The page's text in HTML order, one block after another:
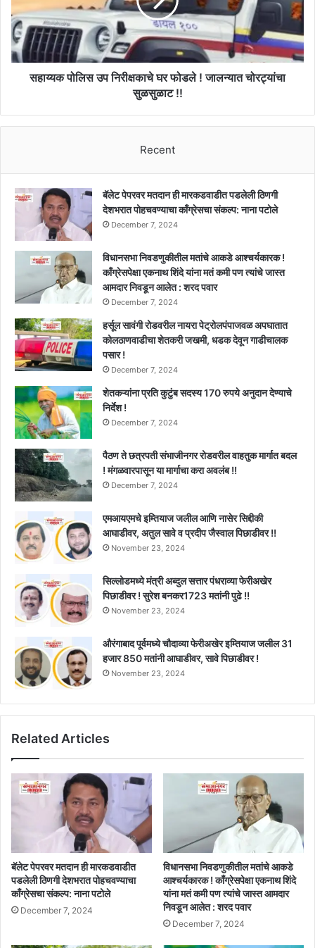
पोलिसांच्या
गळाला
!!
फोडले
!
जालन्यात
चोरट्यांचा
सुळसुळाटसहाय्यक पोलिस उप निरीक्षकाचे घर फोडले ! जालन्यात चोरट्यांचा
सुळसुळाट !!
Recent
बॅलेट पेपरवर मतदान ही मारकडवाडीत पडलेली ठिणगी
देशभरात पोहचवण्याचा काँग्रेसचा संकल्प: नाना पटोले
December 7, 2024
विधानसभा निवडणुकीतील मतांचे आकडे आश्चर्यकारक !
काँग्रेसपेक्षा एकनाथ शिंदे यांना मतं कमी पण त्यांचे जास्त
आमदार निवडून आलेत : शरद पवार
December 7, 2024
हर्सूल सावंगी रोडवरील नायरा पेट्रोलपंपाजवळ अपघातात
कोलठाणवाडीचा शेतकरी जखमी, धडक देवून गाडीचालक
पसार !
December 7, 2024
शेतकऱ्यांना प्रति कुटुंब सदस्य 170 रुपये अनुदान देण्याचे
निर्देश !
December 7, 2024
पैठण ते छत्रपती संभाजीनगर रोडवरील वाहतुक मार्गात बदल
! मंगळवारपासून या मार्गाचा करा अवलंब !!
December 7, 2024
एमआयएमचे इम्तियाज जलील आणि नासेर सिद्दीकी
आघाडीवर, अतुल सावे व प्रदीप जैस्वाल पिछाडीवर !!
November 23, 2024
सिल्लोडमध्ये मंत्री अब्दुल सत्तार पंधराव्या फेरीअखेर
पिछाडीवर ! सुरेश बनकर1723 मतांनी पुढे !!
November 23, 2024
औरंगाबाद पूर्वमध्ये चौदाव्या फेरीअखेर इम्तियाज जलील 31
हजार 850 मतांनी आघाडीवर, सावे पिछाडीवर !
November 23, 2024
Related Articles
बॅलेट पेपरवर मतदान ही मारकडवाडीत
पडलेली ठिणगी देशभरात पोहचवण्याचा
काँग्रेसचा संकल्प: नाना पटोले
December 7, 2024
विधानसभा निवडणुकीतील मतांचे आकडे
आश्चर्यकारक ! काँग्रेसपेक्षा एकनाथ शिंदे
यांना मतं कमी पण त्यांचे जास्त आमदार
निवडून आलेत : शरद पवार
December 7, 2024